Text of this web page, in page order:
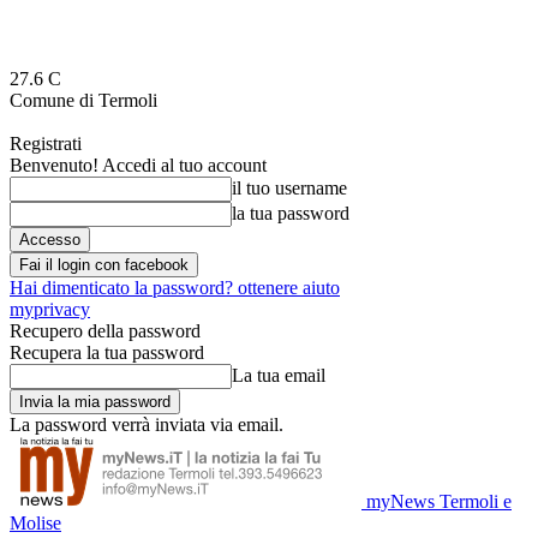
27.6 C
Comune di Termoli
Registrati
Benvenuto! Accedi al tuo account
il tuo username
la tua password
Fai il login con facebook
Hai dimenticato la password? ottenere aiuto
myprivacy
Recupero della password
Recupera la tua password
La tua email
La password verrà inviata via email.
myNews Termoli e
Molise